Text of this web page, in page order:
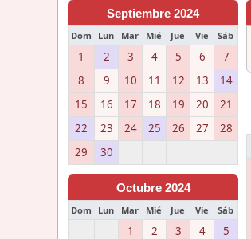
Septiembre 2024
Dom Lun Mar Mié Jue Vie Sáb
1 2 3 4 5 6
7
8
9 10 11 12 13
14
15
16 17 18 19 20
21
22
23 24 25 26 27
28
29
30
Octubre 2024
Dom Lun Mar Mié Jue Vie Sáb
1 2 3 4
5